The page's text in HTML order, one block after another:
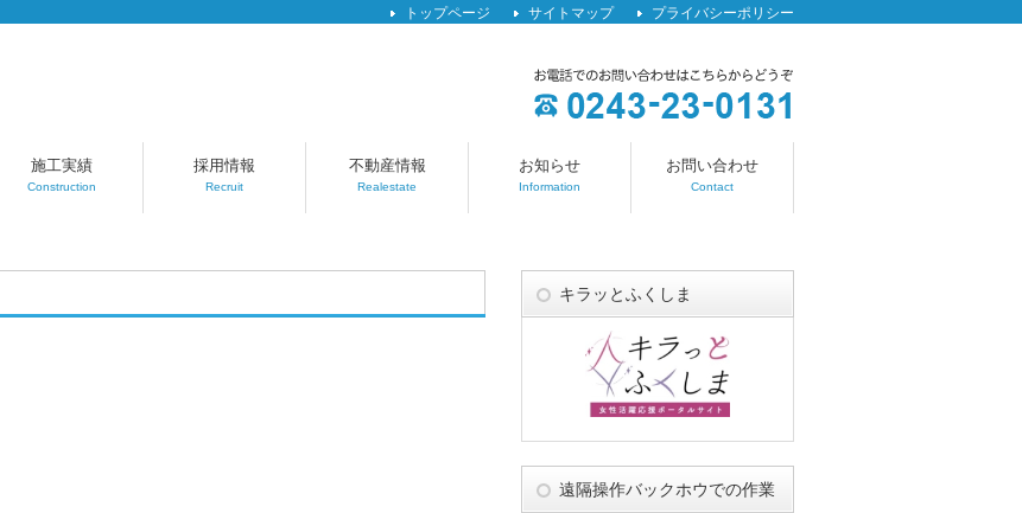
トップページ サイトマップ プライバシーポリシー
施工実績
Construction
採用情報
Recruit
不動産情報
Realestate
お知らせ
Information
お問い合わせ
Contact
キラッとふくしま
遠隔操作バックホウでの作業